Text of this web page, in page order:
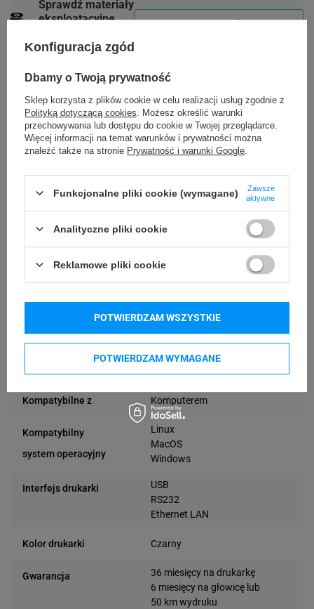
Sprawdź materiały
eksploatacyjne
modelu drukarki
Specyfikacja
Zegar czasu
Typ użycia Stacjonarna
Technologia druku Termiczna
rozdzielczość druku
Kompatybilne z Komputerem
Kompatybilny
system operacyjny
Linux
MacOS
Windows
Interfejs drukarki
USB
RS232
Ethernet LAN
Kolor drukarki Czarny
Gwarancja
36 miesięcy na drukarkę
6 miesięcy na głowicę lub
50 km wydruku
Konfiguracja zgód
Dbamy o Twoją prywatność
Sklep korzysta z plików cookie w celu realizacji usług zgodnie z
Polityką dotyczącą cookies . Możesz określić warunki
przechowywania lub dostępu do cookie w Twojej przeglądarce.
Więcej informacji na temat warunków i prywatności można
znaleźć także na stronie Prywatność i warunki Google
Funkcjonalne pliki cookie (wymagane)
Zawsze
aktywne
Analityczne pliki cookie
Reklamowe pliki cookie
POTWIERDZAM WYMAGANE
POTWIERDZAM WSZYSTKIE